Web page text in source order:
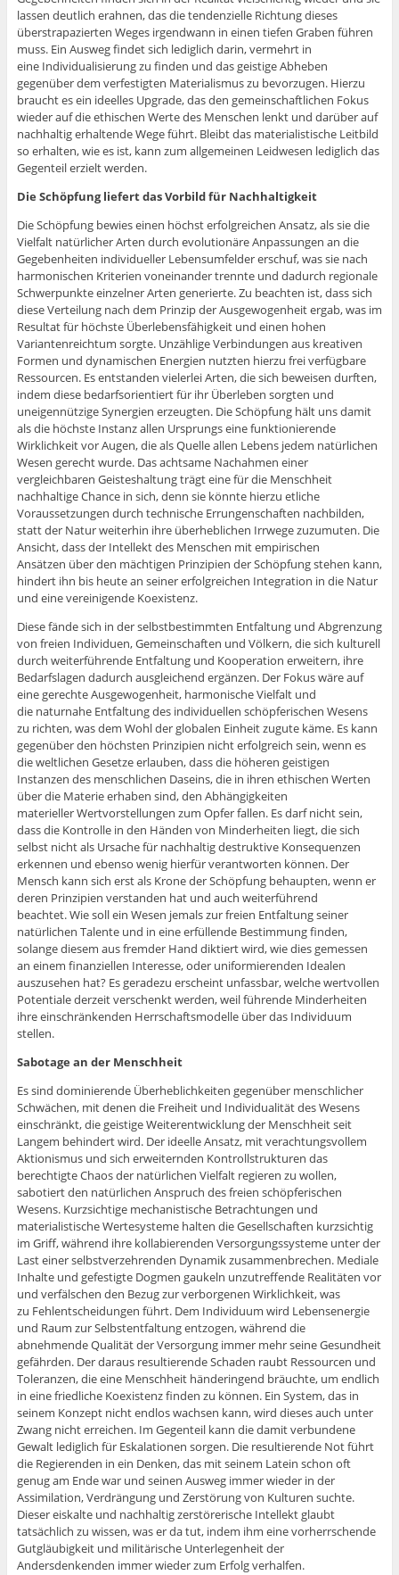
lassen deutlich erahnen, das die tendenzielle Richtung dieses
überstrapazierten Weges irgendwann in einen tiefen Graben führen
muss. Ein Ausweg findet sich lediglich darin, vermehrt in
eine Individualisierung zu finden und das geistige Abheben
gegenüber dem verfestigten Materialismus zu bevorzugen. Hierzu
braucht es ein ideelles Upgrade, das den gemeinschaftlichen Fokus
wieder auf die ethischen Werte des Menschen lenkt und darüber auf
nachhaltig erhaltende Wege führt. Bleibt das materialistische Leitbild
so erhalten, wie es ist, kann zum allgemeinen Leidwesen lediglich das
Gegenteil erzielt werden.
Die Schöpfung liefert das Vorbild für Nachhaltigkeit
Die Schöpfung bewies einen höchst erfolgreichen Ansatz, als sie die
Vielfalt natürlicher Arten durch evolutionäre Anpassungen an die
Gegebenheiten individueller Lebensumfelder erschuf, was sie nach
harmonischen Kriterien voneinander trennte und dadurch regionale
Schwerpunkte einzelner Arten generierte. Zu beachten ist, dass sich
diese Verteilung nach dem Prinzip der Ausgewogenheit ergab, was im
Resultat für höchste Überlebensfähigkeit und einen hohen
Variantenreichtum sorgte. Unzählige Verbindungen aus kreativen
Formen und dynamischen Energien nutzten hierzu frei verfügbare
Ressourcen. Es entstanden vielerlei Arten, die sich beweisen durften,
indem diese bedarfsorientiert für ihr Überleben sorgten und
uneigennützige Synergien erzeugten. Die Schöpfung hält uns damit
als die höchste Instanz allen Ursprungs eine funktionierende
Wirklichkeit vor Augen, die als Quelle allen Lebens jedem natürlichen
Wesen gerecht wurde. Das achtsame Nachahmen einer
vergleichbaren Geisteshaltung trägt eine für die Menschheit
nachhaltige Chance in sich, denn sie könnte hierzu etliche
Voraussetzungen durch technische Errungenschaften nachbilden,
statt der Natur weiterhin ihre überheblichen Irrwege zuzumuten. Die
Ansicht, dass der Intellekt des Menschen mit empirischen
Ansätzen über den mächtigen Prinzipien der Schöpfung stehen kann,
hindert ihn bis heute an seiner erfolgreichen Integration in die Natur
und eine vereinigende Koexistenz.
Diese fände sich in der selbstbestimmten Entfaltung und Abgrenzung
von freien Individuen, Gemeinschaften und Völkern, die sich kulturell
durch weiterführende Entfaltung und Kooperation erweitern, ihre
Bedarfslagen dadurch ausgleichend ergänzen. Der Fokus wäre auf
eine gerechte Ausgewogenheit, harmonische Vielfalt und
die naturnahe Entfaltung des individuellen schöpferischen Wesens
zu richten, was dem Wohl der globalen Einheit zugute käme. Es kann
gegenüber den höchsten Prinzipien nicht erfolgreich sein, wenn es
die weltlichen Gesetze erlauben, dass die höheren geistigen
Instanzen des menschlichen Daseins, die in ihren ethischen Werten
über die Materie erhaben sind, den Abhängigkeiten
materieller Wertvorstellungen zum Opfer fallen. Es darf nicht sein,
dass die Kontrolle in den Händen von Minderheiten liegt, die sich
selbst nicht als Ursache für nachhaltig destruktive Konsequenzen
erkennen und ebenso wenig hierfür verantworten können. Der
Mensch kann sich erst als Krone der Schöpfung behaupten, wenn er
deren Prinzipien verstanden hat und auch weiterführend
beachtet. Wie soll ein Wesen jemals zur freien Entfaltung seiner
natürlichen Talente und in eine erfüllende Bestimmung finden,
solange diesem aus fremder Hand diktiert wird, wie dies gemessen
an einem finanziellen Interesse, oder uniformierenden Idealen
auszusehen hat? Es geradezu erscheint unfassbar, welche wertvollen
Potentiale derzeit verschenkt werden, weil führende Minderheiten
ihre einschränkenden Herrschaftsmodelle über das Individuum
stellen.
Sabotage an der Menschheit
Es sind dominierende Überheblichkeiten gegenüber menschlicher
Schwächen, mit denen die Freiheit und Individualität des Wesens
einschränkt, die geistige Weiterentwicklung der Menschheit seit
Langem behindert wird. Der ideelle Ansatz, mit verachtungsvollem
Aktionismus und sich erweiternden Kontrollstrukturen das
berechtigte Chaos der natürlichen Vielfalt regieren zu wollen,
sabotiert den natürlichen Anspruch des freien schöpferischen
Wesens. Kurzsichtige mechanistische Betrachtungen und
materialistische Wertesysteme halten die Gesellschaften kurzsichtig
im Griff, während ihre kollabierenden Versorgungssysteme unter der
Last einer selbstverzehrenden Dynamik zusammenbrechen. Mediale
Inhalte und gefestigte Dogmen gaukeln unzutreffende Realitäten vor
und verfälschen den Bezug zur verborgenen Wirklichkeit, was
zu Fehlentscheidungen führt. Dem Individuum wird Lebensenergie
und Raum zur Selbstentfaltung entzogen, während die
abnehmende Qualität der Versorgung immer mehr seine Gesundheit
gefährden. Der daraus resultierende Schaden raubt Ressourcen und
Toleranzen, die eine Menschheit händeringend bräuchte, um endlich
in eine friedliche Koexistenz finden zu können. Ein System, das in
seinem Konzept nicht endlos wachsen kann, wird dieses auch unter
Zwang nicht erreichen. Im Gegenteil kann die damit verbundene
Gewalt lediglich für Eskalationen sorgen. Die resultierende Not führt
die Regierenden in ein Denken, das mit seinem Latein schon oft
genug am Ende war und seinen Ausweg immer wieder in der
Assimilation, Verdrängung und Zerstörung von Kulturen suchte.
Dieser eiskalte und nachhaltig zerstörerische Intellekt glaubt
tatsächlich zu wissen, was er da tut, indem ihm eine vorherrschende
Gutgläubigkeit und militärische Unterlegenheit der
Andersdenkenden immer wieder zum Erfolg verhalfen.